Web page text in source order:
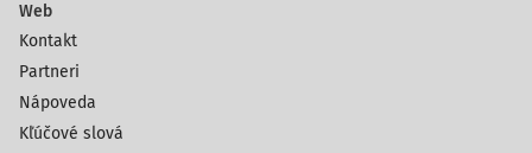
Web
Kontakt
Partneri
Nápoveda
Kľúčové slová